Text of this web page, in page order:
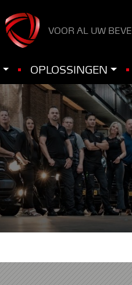
VOOR AL UW
OPLOSSINGEN